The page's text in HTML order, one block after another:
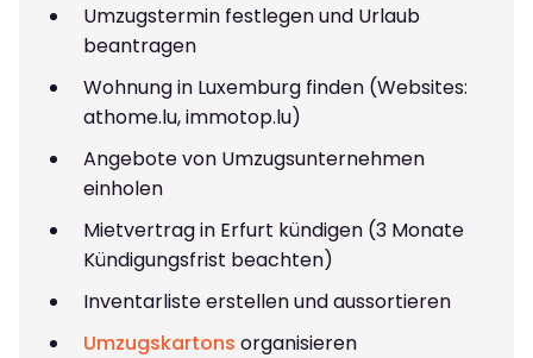
Umzugstermin festlegen und Urlaub
beantragen
Wohnung in Luxemburg finden (Websites:
athome.lu, immotop.lu)
Angebote von Umzugsunternehmen
einholen
Mietvertrag in Erfurt kündigen (3 Monate
Kündigungsfrist beachten)
Inventarliste erstellen und aussortieren
Umzugskartons organisieren